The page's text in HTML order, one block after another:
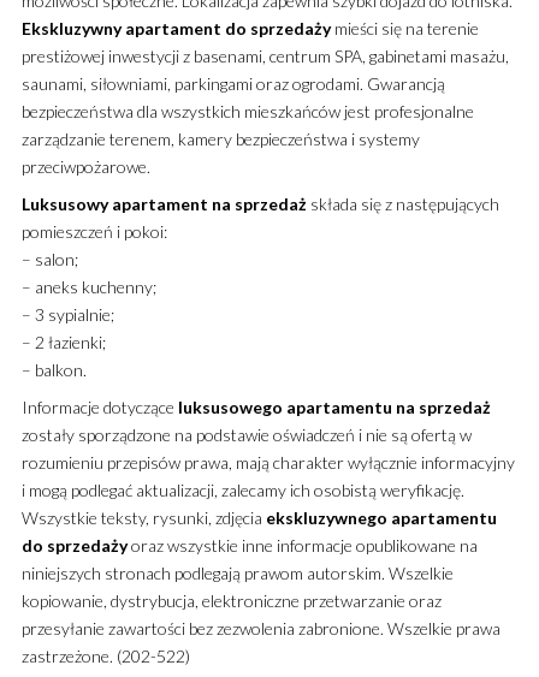
Ekskluzywny apartament do sprzedażymieści się na terenie
prestiżowej inwestycji z basenami, centrum SPA, gabinetami masażu,
saunami, siłowniami, parkingami oraz ogrodami. Gwarancją
bezpieczeństwa dla wszystkich mieszkańców jest profesjonalne
zarządzanie terenem, kamery bezpieczeństwa i systemy
przeciwpożarowe.
Luksusowy apartament na sprzedażskłada się z następujących
pomieszczeń i pokoi:
– salon;
– aneks kuchenny;
– 3 sypialnie;
– 2 łazienki;
– balkon.
Informacje dotyczące luksusowego apartamentu na sprzedaż
zostały sporządzone na podstawie oświadczeń i nie są ofertą w
rozumieniu przepisów prawa, mają charakter wyłącznie informacyjny
i mogą podlegać aktualizacji, zalecamy ich osobistą weryfikację.
Wszystkie teksty, rysunki, zdjęcia ekskluzywnego apartamentu
do sprzedażyoraz wszystkie inne informacje opublikowane na
niniejszych stronach podlegają prawom autorskim. Wszelkie
kopiowanie, dystrybucja, elektroniczne przetwarzanie oraz
przesyłanie zawartości bez zezwolenia zabronione. Wszelkie prawa
zastrzeżone. (202-522)